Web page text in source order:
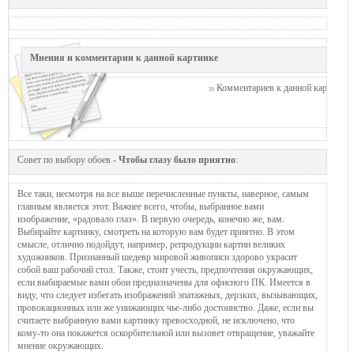
Мнения и комментарии к данной картинке
Комментариев к данной картинке
Совет по выбору обоев - Чтобы глазу было приятно:
Все таки, несмотря на все выше перечисленные пункты, наверное, самым
главным является этот. Важнее всего, чтобы, выбранное вами
изображение, «радовало глаз». В первую очередь, конечно же, вам.
Выбирайте картинку, смотреть на которую вам будет приятно. В этом
смысле, отлично подойдут, например, репродукции картин великих
художников. Признанный шедевр мировой живописи здорово украсит
собой ваш рабочий стол. Также, стоит учесть, предпочтения окружающих,
если выбираемые вами обои предназначены для офисного ПК. Имеется в
виду, что следует избегать изображений эпатажных, дерзких, вызывающих,
провокационных или же унижающих чье-либо достоинство. Даже, если вы
считаете выбранную вами картинку превосходной, не исключено, что
кому-то она покажется оскорбительной или вызовет отвращение, уважайте
мнение окружающих.